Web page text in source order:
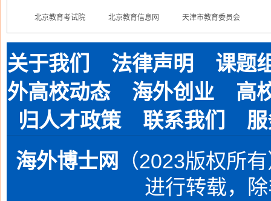
北京教育考试院 北京教育信息网 天津市教育委员会
关于我们 法律声明
课题
外高校动态
海外创业
高
归人才政策
联系我们
海外博士网
（2023版权所
进行转载，